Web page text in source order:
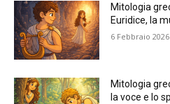
Mitologia
Euridice, la
6 Febbraio 2026
Mitologia
la voce e lo